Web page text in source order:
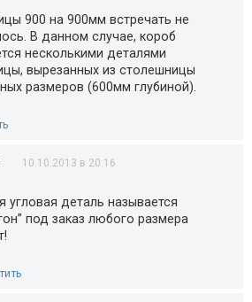
900 на 900мм встречать не
В данном случае, короб
несколькими деталями
вырезанных из столешницы
размеров (600мм глубиной).
10.10.2013 в 20:16
угловая деталь называется
под заказ любого размера